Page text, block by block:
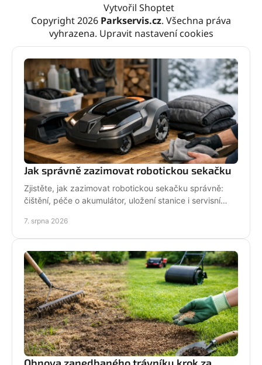
Vytvořil Shoptet
Copyright 2026 Parkservis.cz. Všechna práva
vyhrazena. Upravit nastavení cookies
Jak správně zazimovat robotickou sekačku
Zjistěte, jak zazimovat robotickou sekačku správně:
čištění, péče o akumulátor, uložení stanice i servisní
7. srpna 2026
Obnova zanedbaného trávníku krok za